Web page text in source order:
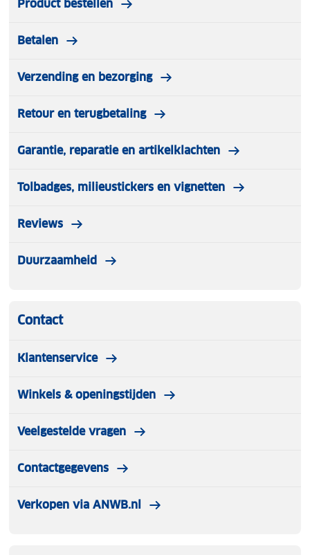
Kies voor de Kjust trolleytas en ervaar het ultieme
trolleytas combineert functionaliteit, duurzaamheid
reisgenoot is voor elke gelegenheid.
Product bestellen
Betalen
Verzending en bezorging
Retour en terugbetaling
Garantie, reparatie en artikelklachten
Tolbadges, milieustickers en vignetten
Reviews
Duurzaamheid
Contact
Klantenservice
Winkels & openingstijden
Veelgestelde vragen
Contactgegevens
Verkopen via ANWB.nl